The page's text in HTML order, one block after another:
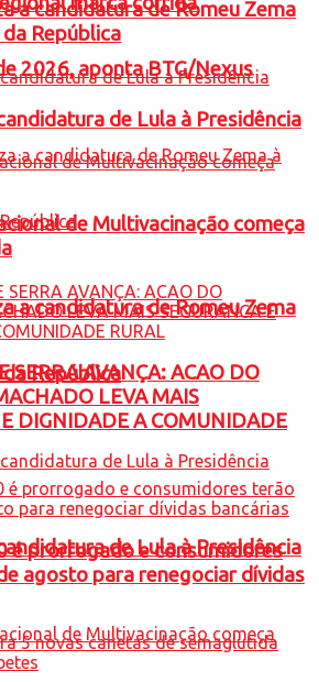
2026, aponta BTG/Nexus
a candidatura de Romeu Zema
República
de Lula à Presidência
a candidatura de Romeu Zema
República
de Lula à Presidência
de Multivacinação começa
SERRA AVANÇA: ACAO DO
LEVA MAIS
DIGNIDADE A COMUNIDADE
é prorrogado e consumidores
agosto para renegociar dívidas